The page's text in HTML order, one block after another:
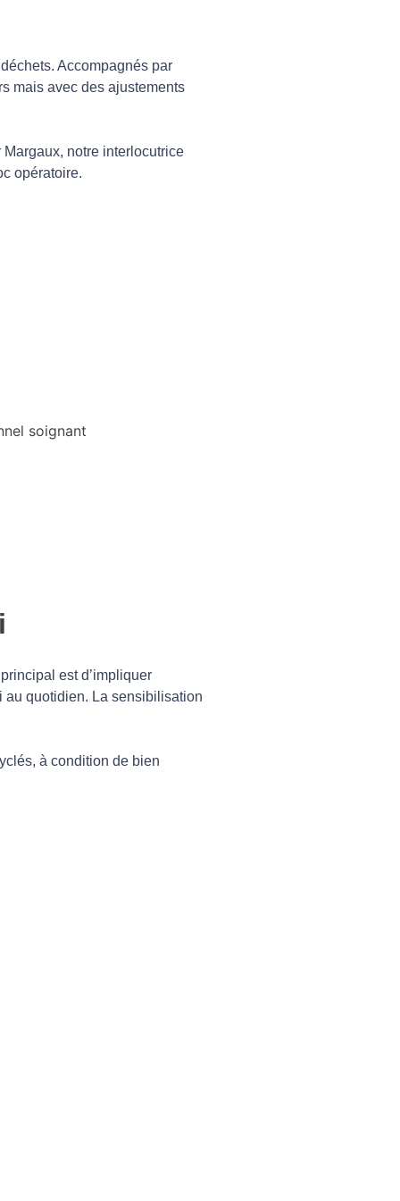
Accompagnés par
mais avec des ajustements
notre interlocutrice
opératoire.
est d’impliquer
au quotidien. La sensibilisation
à condition de bien